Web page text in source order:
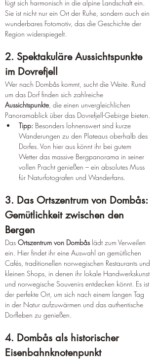
fügt sich harmonisch in die alpine Landschaft ein.
Sie ist nicht nur ein Ort der Ruhe, sondern auch ein
wunderbares Fotomotiv, das die Geschichte der
Region widerspiegelt.
2. Spektakuläre Aussichtspunkte
im Dovrefjell
Wer nach Dombås kommt, sucht die Weite. Rund
um das Dorf finden sich zahlreiche
Aussichtspunkte, die einen unvergleichlichen
Panoramablick über das Dovrefjell-Gebirge bieten.
Tipp: Besonders lohnenswert sind kurze
Wanderungen zu den Plateaus oberhalb des
Dorfes. Von hier aus könnt ihr bei gutem
Wetter das massive Bergpanorama in seiner
vollen Pracht genießen – ein absolutes Muss
für Naturfotografen und Wanderfans.
3. Das Ortszentrum von Dombås:
Gemütlichkeit zwischen den
Bergen
Das Ortszentrum von Dombås lädt zum Verweilen
ein. Hier findet ihr eine Auswahl an gemütlichen
Cafés, traditionellen norwegischen Restaurants und
kleinen Shops, in denen ihr lokale Handwerkskunst
und norwegische Souvenirs entdecken könnt. Es ist
der perfekte Ort, um sich nach einem langen Tag
in der Natur aufzuwärmen und das authentische
Dorfleben zu genießen.
4. Dombås als historischer
Eisenbahnknotenpunkt